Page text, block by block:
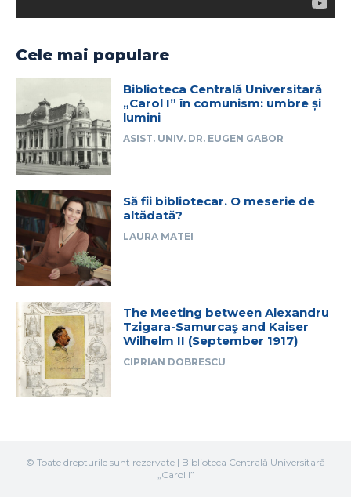
Cele mai populare
Biblioteca Centrală Universitară
„Carol I” în comunism: umbre și
lumini
ASIST. UNIV. DR. EUGEN GABOR
Să fii bibliotecar. O meserie de
altădată?
LAURA MATEI
The Meeting between Alexandru
Tzigara-Samurcaş and Kaiser
Wilhelm II (September 1917)
CIPRIAN DOBRESCU
© Toate drepturile sunt rezervate | Biblioteca Centrală Universitară
„Carol I”